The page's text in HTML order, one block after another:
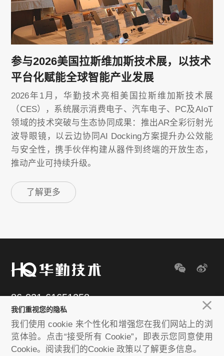
参与2026美国拉斯维加斯技术展，以技术
平台化赋能全球智能产业发展
2026年1月，华勤技术亮相美国拉斯维加斯技术展
（CES），系统展示消费电子、汽车电子、PC及AIoT
领域的技术突破与生态协同成果：推出AR全彩衍射光
波导眼镜，以云边协同AI Docking方案提升办公效能
与安全性，携手伙伴构建从器件到终端的开放生态，
推动产业可持续升级。
了解更多
86-021-61651258
E-mail：huaqin@huaqin.com
Copyright © 2020-2023 Huaqin Co.ltd. All rights reserved 沪ICP备
我们重视您的隐私
我们使用 cookie 来个性化和增强您在我们网站上的浏
览体验。点击“接受所有 Cookie”，即表示您同意使用
Cookie。阅读我们的Cookie 政策以了解更多信息。